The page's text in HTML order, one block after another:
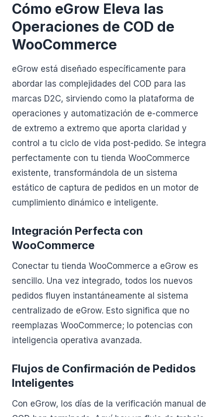
Cómo eGrow Eleva las
Operaciones de COD de
WooCommerce
eGrow está diseñado específicamente para
abordar las complejidades del COD para las
marcas D2C, sirviendo como la plataforma de
operaciones y automatización de e-commerce
de extremo a extremo que aporta claridad y
control a tu ciclo de vida post-pedido. Se integra
perfectamente con tu tienda WooCommerce
existente, transformándola de un sistema
estático de captura de pedidos en un motor de
cumplimiento dinámico e inteligente.
Integración Perfecta con
WooCommerce
Conectar tu tienda WooCommerce a eGrow es
sencillo. Una vez integrado, todos los nuevos
pedidos fluyen instantáneamente al sistema
centralizado de eGrow. Esto significa que no
reemplazas WooCommerce; lo potencias con
inteligencia operativa avanzada.
Flujos de Confirmación de Pedidos
Inteligentes
Con eGrow, los días de la verificación manual de